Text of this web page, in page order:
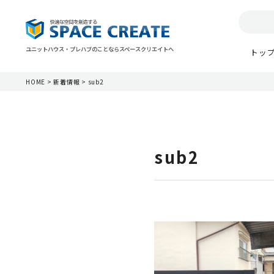
ユニットハウス・プレハブのことならスペースクリエイトへ トッ
HOME >新着情報 > sub2
sub2